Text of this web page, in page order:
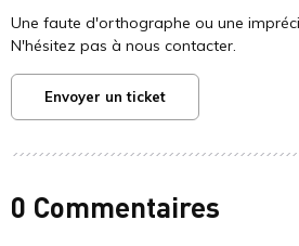
Une faute d'orthographe ou une
N'hésitez pas à nous contacter.
Envoyer un ticket
0 Commentaires